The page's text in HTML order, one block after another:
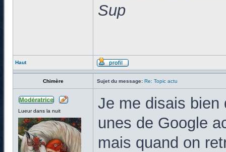
Sup
Haut
Chimère Sujet du message: Re: Topic actu
Lueur dans la nuit
Je me disais bien
unes de Google
mais quand on